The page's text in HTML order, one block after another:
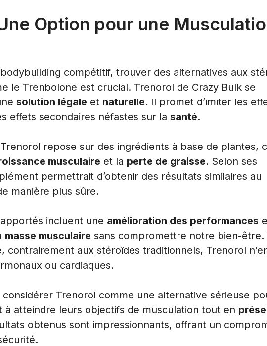
Option pour une
compétitif, trouver des alternatives aux
le Trenbolone est crucial. Trenorol de Crazy Bulk se
solution légale et naturelle. Il promet d’imiter les
effets secondaires néfastes sur la santé.
repose sur des ingrédients à base de plantes,
musculaire et la perte de graisse. Selon ses
permettrait d’obtenir des résultats similaires au
manière plus sûre.
incluent une amélioration des performances
masse musculaire sans compromettre notre bien-être.
contrairement aux stéroïdes traditionnels, Trenorol
ou cardiaques.
considérer Trenorol comme une alternative sérieuse
à atteindre leurs objectifs de musculation tout en
obtenus sont impressionnants, offrant un